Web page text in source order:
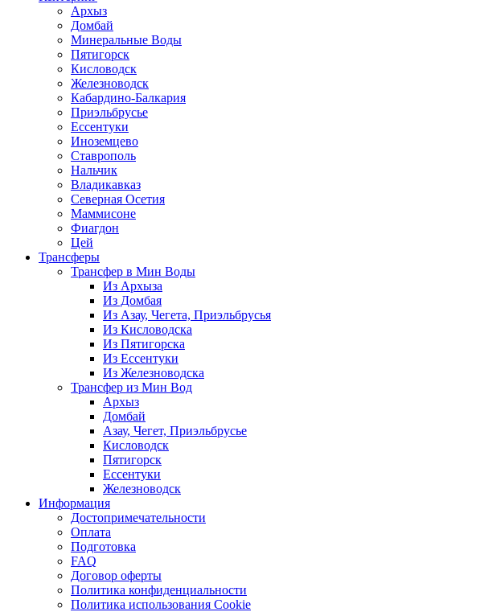
Архыз
Домбай
Минеральные Воды
Пятигорск
Кисловодск
Железноводск
Кабардино-Балкария
Приэльбрусье
Ессентуки
Иноземцево
Ставрополь
Нальчик
Владикавказ
Северная Осетия
Маммисоне
Фиагдон
Цей
Трансферы
Трансфер в Мин Воды
Из Архыза
Из Домбая
Из Азау, Чегета, Приэльбрусья
Из Кисловодска
Из Пятигорска
Из Ессентуки
Из Железноводска
Трансфер из Мин Вод
Архыз
Домбай
Азау, Чегет, Приэльбрусье
Кисловодск
Пятигорск
Ессентуки
Железноводск
Информация
Достопримечательности
Оплата
Подготовка
FAQ
Договор оферты
Политика конфиденциальности
Политика использования Cookie